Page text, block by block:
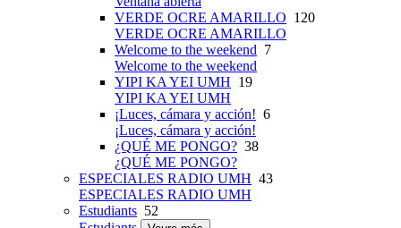
VERDE OCRE AMARILLO 120
VERDE OCRE AMARILLO
Welcome to the weekend 7
Welcome to the weekend
YIPI KA YEI UMH 19
YIPI KA YEI UMH
¡Luces, cámara y acción! 6
¡Luces, cámara y acción!
¿QUÉ ME PONGO? 38
¿QUÉ ME PONGO?
ESPECIALES RADIO UMH 43
ESPECIALES RADIO UMH
Estudiants 52